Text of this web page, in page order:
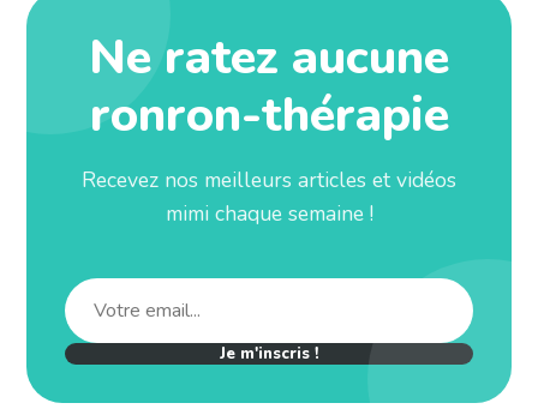
Ne ratez aucune
ronron-thérapie
Recevez nos meilleurs articles et vidéos
mimi chaque semaine !
Je m'inscris !